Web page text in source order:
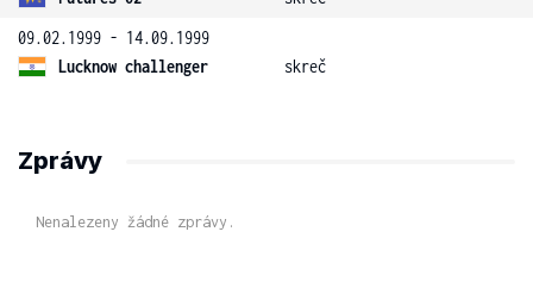
09.02.1999 - 14.09.1999
Lucknow challenger
skreč
Zprávy
Nenalezeny žádné zprávy.